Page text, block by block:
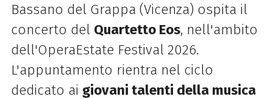
Bassano del Grappa (Vicenza) ospita il
concerto del Quartetto Eos, nell'ambito
dell'OperaEstate Festival 2026.
L'appuntamento rientra nel ciclo
dedicato ai giovani talenti della musica